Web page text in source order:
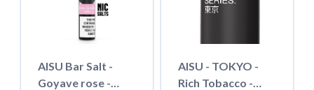
AISU Bar Salt -
Goyave rose -
AISU - TOKYO -
Rich Tobacco -